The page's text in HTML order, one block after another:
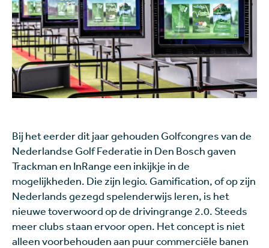
Bij het eerder dit jaar gehouden Golfcongres van de
Nederlandse Golf Federatie in Den Bosch gaven
Trackman en InRange een inkijkje in de
mogelijkheden. Die zijn legio. Gamification, of op zijn
Nederlands gezegd spelenderwijs leren, is het
nieuwe toverwoord op de drivingrange 2.0. Steeds
meer clubs staan ervoor open. Het concept is niet
alleen voorbehouden aan puur commerciële banen